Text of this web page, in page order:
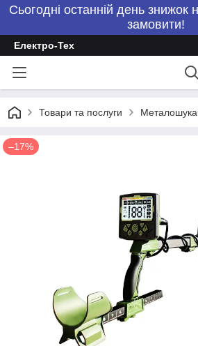
Сьогодні останній день знижок
замовити!
Електро-Тех
Товари та послуги
–17%